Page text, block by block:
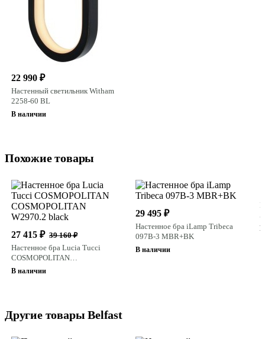
22 990 ₽
Настенный светильник Witham
2258-60 BL
В наличии
Похожие товары
27 415 ₽ 39 160 ₽
Настенное бра Lucia Tucci
COSMOPOLITAN
COSMOPOLITAN W2970.2 black
В наличии
29 495 ₽
Настенное бра iLamp Tribeca
097B-3 MBR+BK
В наличии
В
Другие товары Belfast